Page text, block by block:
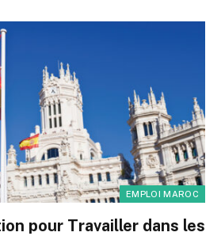
EMPLOI MAROC
pour Travailler dans les